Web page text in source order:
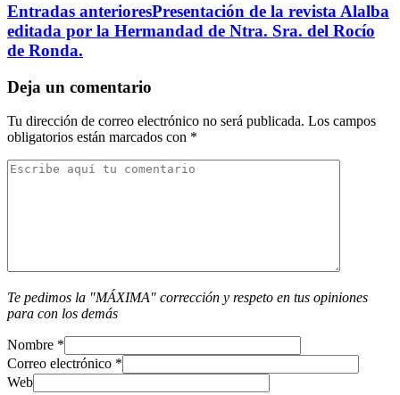
Entradas anterioresPresentación de la revista Alalba
editada por la Hermandad de Ntra. Sra. del Rocío
de Ronda.
Deja un comentario
Tu dirección de correo electrónico no será publicada. Los campos
obligatorios están marcados con *
Te pedimos la "MÁXIMA" corrección y respeto en tus opiniones
para con los demás
Nombre *
Correo electrónico *
Web